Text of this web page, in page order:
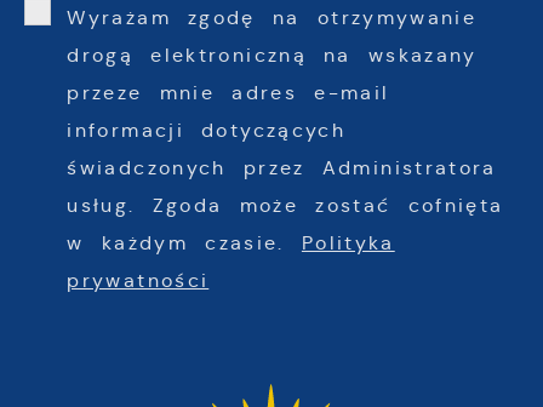
Wyrażam zgodę na otrzymywanie
drogą elektroniczną na wskazany
przeze mnie adres e-mail
informacji dotyczących
świadczonych przez Administratora
usług. Zgoda może zostać cofnięta
w każdym czasie. Polityka
prywatności